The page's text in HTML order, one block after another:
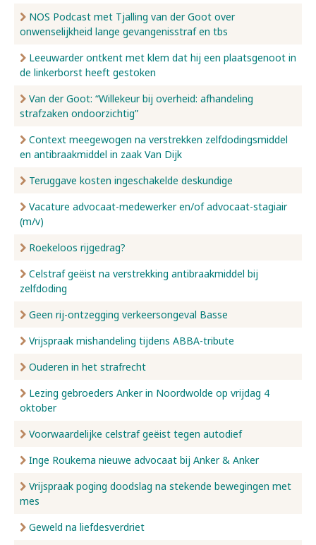
NOS Podcast met Tjalling van der Goot over
onwenselijkheid lange gevangenisstraf en tbs
Leeuwarder ontkent met klem dat hij een plaatsgenoot in
de linkerborst heeft gestoken
Van der Goot: “Willekeur bij overheid: afhandeling
strafzaken ondoorzichtig”
Context meegewogen na verstrekken zelfdodingsmiddel
en antibraakmiddel in zaak Van Dijk
Teruggave kosten ingeschakelde deskundige
Vacature advocaat-medewerker en/of advocaat-stagiair
(m/v)
Roekeloos rijgedrag?
Celstraf geëist na verstrekking antibraakmiddel bij
zelfdoding
Geen rij-ontzegging verkeersongeval Basse
Vrijspraak mishandeling tijdens ABBA-tribute
Ouderen in het strafrecht
Lezing gebroeders Anker in Noordwolde op vrijdag 4
oktober
Voorwaardelijke celstraf geëist tegen autodief
Inge Roukema nieuwe advocaat bij Anker & Anker
Vrijspraak poging doodslag na stekende bewegingen met
mes
Geweld na liefdesverdriet